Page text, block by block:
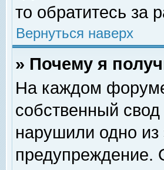
то обратитесь за
Вернуться наверх
» Почему я
На каждом
собственный
нарушили одно
предупреждение.